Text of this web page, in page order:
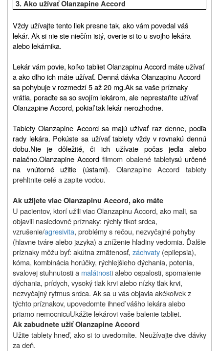
3. Ako užívaťOlanzapine Accord
Vždy užívajte tento liek presne tak, ako vám povedal váš
lekár. Ak si nie ste niečím istý, overte si to u svojho lekára
alebo lekárnika.
Lekár vám povie, koľko tabliet Olanzapinu Accord máte užívať
a ako dlho ich máte užívať. Denná dávka Olanzapinu Accord
sa pohybuje v rozmedzí 5 až 20 mg.Ak sa vaše príznaky
vrátia, poraďte sa so svojím lekárom, ale neprestaňte užívať
Olanzapine Accord, pokiaľ tak lekár nerozhodne.
Tablety Olanzapine Accord sa majú užívať raz denne, podľa
rady lekára. Pokúste sa užívať tablety vždy v rovnakú dennú
dobu.Nie je dôležité, či ich užívate počas jedla alebo
nalačno.Olanzapine Accord filmom obalené tabletysú určené
na vnútorné užitie (ústami). Olanzapine Accord tablety
prehltnite celé a zapite vodou.
Ak užijete viac Olanzapinu Accord, ako máte
U pacientov, ktorí užili viac Olanzapinu Accord, ako mali, sa
objavili nasledovné príznaky: rýchly tlkot srdca,
vzrušenie/agresivita, problémy s rečou, nezvyčajné pohyby
(hlavne tváre alebo jazyka) a zníženie hladiny vedomia. Ďalšie
príznaky môžu byť: akútna zmätenosť, záchvaty (epilepsia),
kóma, kombinácia horúčky, rýchlejšieho dýchania, potenia,
svalovej stuhnutosti a malátnosti alebo ospalosti, spomalenie
dýchania, prídych, vysoký tlak krvi alebo nízky tlak krvi,
nezvyčajný rytmus srdca. Ak sa u vás objavia akékoľvek z
týchto príznakov, upovedomte ihneď vášho lekára alebo
priamo nemocnicuUkážte lekárovi vaše balenie tabliet.
Ak zabudnete užiť Olanzapine Accord
Užite tablety hneď, ako si to uvedomíte. Neužívajte dve dávky
za deň.